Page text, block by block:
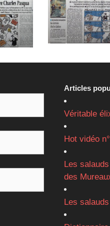
Articles
Véritable
Hot vidéo
Les
des
Les